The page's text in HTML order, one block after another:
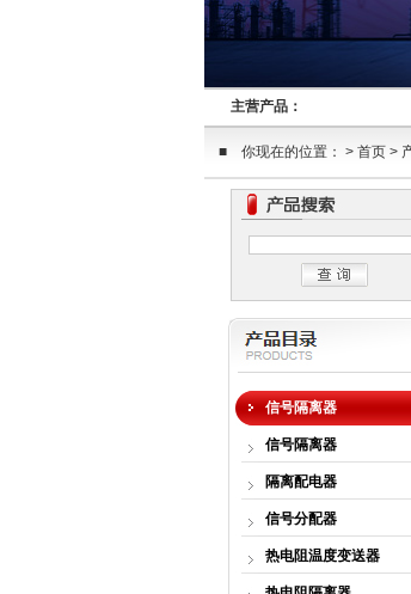
主营产品：
■ 你现在的位置： > 首页 >
信号隔离器
信号隔离器
隔离配电器
信号分配器
热电阻温度变送器